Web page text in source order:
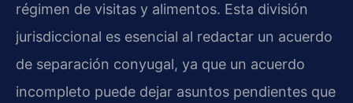
régimen de visitas y alimentos. Esta división
jurisdiccional es esencial al redactar un acuerdo
de separación conyugal, ya que un acuerdo
incompleto puede dejar asuntos pendientes que